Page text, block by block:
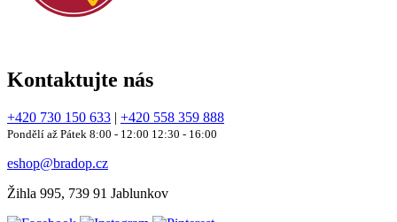
Kontaktujte nás
+420 730 150 633 | +420 558 359 888
Pondělí až Pátek 8:00 - 12:00 12:30 - 16:00
eshop@bradop.cz
Žihla 995, 739 91 Jablunkov